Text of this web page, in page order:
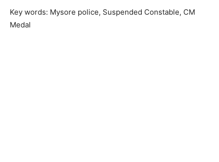
Key words: Mysore police, Suspended Constable, CM
Medal